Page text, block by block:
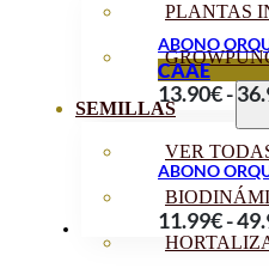
PLANTAS
SEMILLAS
VER
ABONO
13.90€-
CAAE
ABONO
11.99€-